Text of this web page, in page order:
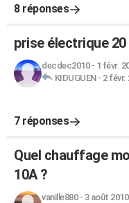
8 réponses
prise électrique
decdec2010- 1 févr.
KIDUGUEN- 2 févr.
7 réponses
Quel chauffage
10A ?
vanille880- 3 août